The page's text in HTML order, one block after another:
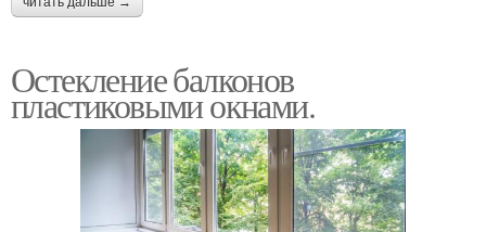
Остекление балконов
пластиковыми окнами.